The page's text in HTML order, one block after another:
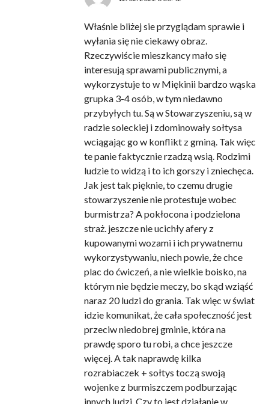
Właśnie bliżej sie przyglądam sprawie i
wyłania się nie ciekawy obraz.
Rzeczywiście mieszkancy mało się
interesują sprawami publicznymi, a
wykorzystuje to w Miękinii bardzo wąska
grupka 3-4 osób, w tym niedawno
przybyłych tu. Są w Stowarzyszeniu, są w
radzie soleckiej i zdominowały sołtysa
wciągając go w konflikt z gminą. Tak więc
te panie faktycznie rzadzą wsią. Rodzimi
ludzie to widzą i to ich gorszy i zniechęca.
Jak jest tak pięknie, to czemu drugie
stowarzyszenie nie protestuje wobec
burmistrza? A pokłocona i podzielona
straż. jeszcze nie ucichły afery z
kupowanymi wozami i ich prywatnemu
wykorzystywaniu, niech powie, że chce
plac do ćwiczeń, a nie wielkie boisko, na
którym nie będzie meczy, bo skąd wziąść
naraz 20 ludzi do grania. Tak więc w świat
idzie komunikat, że cała społeczność jest
przeciw niedobrej gminie, która na
prawdę sporo tu robi, a chce jeszcze
więcej. A tak naprawdę kilka
rozrabiaczek + sołtys toczą swoją
wojenke z burmiszczem podburzając
innych ludzi. Czy to jest działanie w